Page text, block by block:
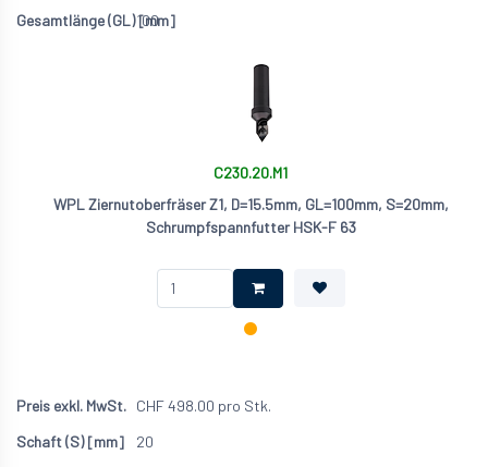
100
C230.20.M1
WPL Ziernutoberfräser Z1, D=15.5mm, GL=100mm, S=20mm,
Schrumpfspannfutter HSK-F 63
CHF498.00 pro Stk.
20